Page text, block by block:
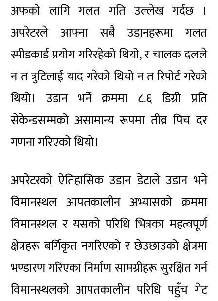
अफको लागि गलत गति उल्लेख गर्दछ ।
अपरेटरले आफ्ना सबै उडानहरूमा गलत
स्पीडकार्ड प्रयोग गरिरहेको थियो, र चालक दलले
न त त्रुटिलाई याद गरेको थियो न त रिपोर्ट गरेको
थियो। उडान भर्ने क्रममा ८.६ डिग्री प्रति
सेकेन्डसम्मको असामान्य रूपमा तीव्र पिच दर
गणना गरिएको थियो।
अपरेटरको ऐतिहासिक उडान डेटाले उडान भने
विमानस्थल आपतकालीन अभ्यासको क्रममा
विमानस्थल र यसको परिधि भित्रका महत्वपूर्ण
क्षेत्रहरू बर्गिकृत नगरिएको र छेउछाउको क्षेत्रमा
भण्डारण गरिएका निर्माण सामग्रीहरू सुरक्षित गर्न
विमानस्थलको आपतकालीन परिधि पहुँच गेट